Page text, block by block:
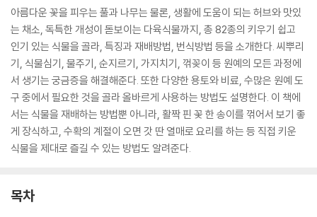
아름다운 꽃을 피우는 풀과 나무는 물론, 생활에 도움이 되는 허브와 맛있
는 채소, 독특한 개성이 돋보이는 다육식물까지, 총 82종의 키우기 쉽고
인기 있는 식물을 골라, 특징과 재배방법, 번식방법 등을 소개한다. 씨뿌리
기, 식물심기, 물주기, 순지르기, 가지치기, 꺾꽂이 등 원예의 모든 과정에
서 생기는 궁금증을 해결해준다. 또한 다양한 용토와 비료, 수많은 원예 도
구 중에서 필요한 것을 골라 올바르게 사용하는 방법도 설명한다. 이 책에
서는 식물을 재배하는 방법뿐 아니라, 활짝 핀 꽃 한 송이를 꺾어서 보기 좋
게 장식하고, 수확의 계절이 오면 갓 딴 열매로 요리를 하는 등 직접 키운
식물을 제대로 즐길 수 있는 방법도 알려준다.
목차